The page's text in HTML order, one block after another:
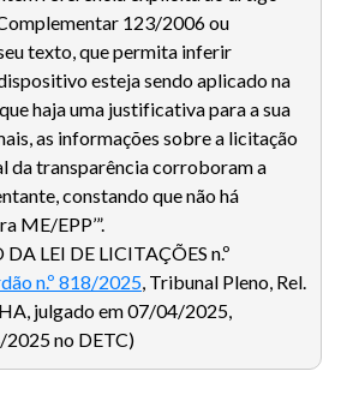
123/2006 ou
texto, que permita inferir
esteja sendo aplicado na
haja uma justificativa para a sua
as informações sobre a licitação
da transparência corroboram a
constando que não há
ME/EPP’”.
LEI DE LICITAÇÕES n.º
n.º 818/2025, Tribunal Pleno, Rel.
julgado em 07/04/2025,
no DETC)